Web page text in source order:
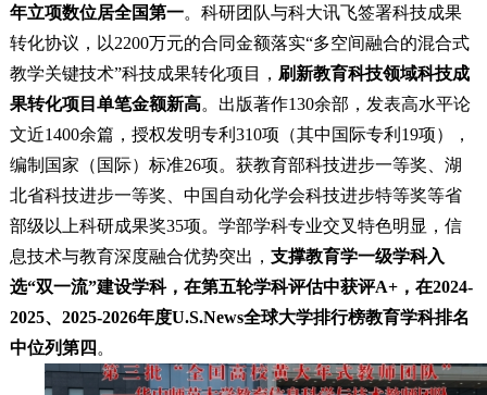
年立项数位居全国第一。科研团队与科大讯飞签署科技成果
转化协议，以2200万元的合同金额落实“多空间融合的混合式
教学关键技术”科技成果转化项目， 刷新教育科技领域科技成
果转化项目单笔金额新高。出版著作130余部，发表高水平论
文近1400余篇，授权发明专利310项（其中国际专利19项），
编制国家（国际）标准26项。获教育部科技进步一等奖、湖
北省科技进步一等奖、中国自动化学会科技进步特等奖等省
部级以上科研成果奖35项。学部学科专业交叉特色明显，信
息技术与教育深度融合优势突出， 支撑教育学一级学科入
选“双一流”建设学科，在第五轮学科评估中获评A+，在2024-
2025、2025-2026年度U.S.News全球大学排行榜教育学科排名
中位列第四 。